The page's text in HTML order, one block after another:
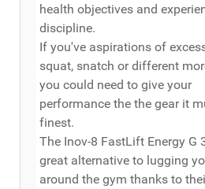
health objectives and
discipline.
If you've aspirations of
squat, snatch or different
you could need to give your
performance the the gear it
finest.
The Inov-8 FastLift Energy G
great alternative to lugging
around the gym thanks to